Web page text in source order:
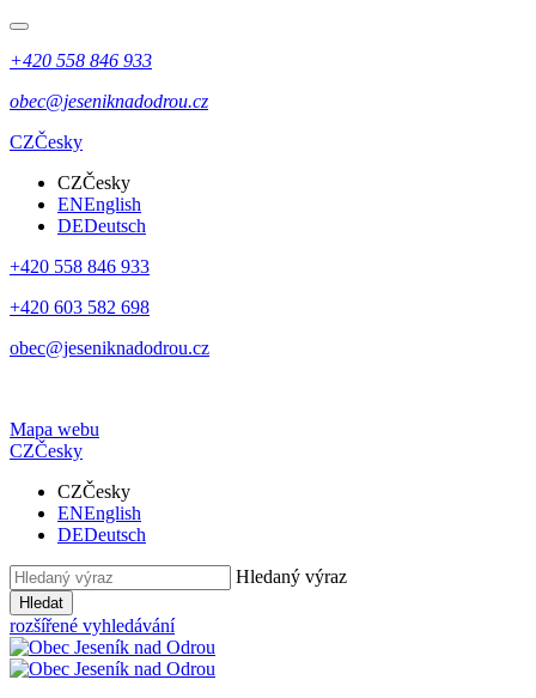
+420 558 846 933
obec@jeseniknadodrou.cz
CZČesky
CZČesky
ENEnglish
DEDeutsch
+420 558 846 933
+420 603 582 698
obec@jeseniknadodrou.cz
Mapa webu
CZČesky
CZČesky
ENEnglish
DEDeutsch
Hledaný výraz
Hledat
rozšířené vyhledávání